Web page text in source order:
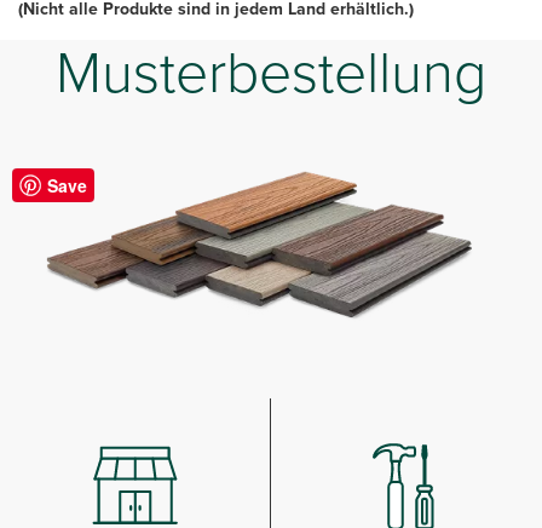
(Nicht alle Produkte sind in jedem Land erhältlich.)
Musterbestellung
Save